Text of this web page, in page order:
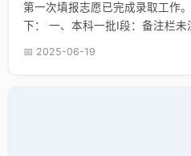
第一次填报志愿已完成录取工作
下： 一、本科一批I段：备注栏未注明分数要求的院校，面向控
制线上未被录取和线下20分以内
📅 2025-06-19